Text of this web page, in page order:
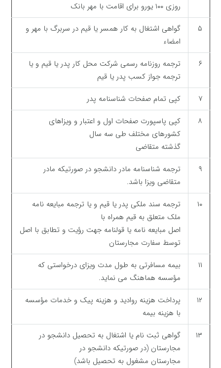
روزی ۱۰۰ یورو برای اقامت با مهر بانک
۵
گواهی اشتغال به کار همسر یا قیم در سربرگ با مهر و
امضاء
۶
ترجمه روزنامه رسمی شرکت محل کار پدر یا قیم و یا
ترجمه جواز کسب پدر یا قیم
۷
کپی تمام صفحات شناسنامه پدر
۸
کپی پاسپورت صفحات اول و اعتبار و ویزاهای
کشورهای مختلف طی سه سال
گذشته متقاضی
۹
ترجمه شناسنامه مادر دانشجو در صورتیکه مادر
متقاضی ویزا باشد.
۱۰
ترجمه سند ملکی پدر یا قیم و یا ترجمه مبایعه نامه
ملک متعلق به قیم همراه با
اصل مبایعه نامه یا قولنامه جهت رؤیت و تطابق با اصل
توسط سفارت مجارستان
۱۱
بیمه مسافرتی به طول مدت ویزای درخواستی که
مؤسسه هماهنگ می نماید.
۱۲
پرداخت هزینه روادید و هزینه پیک و خدمات مؤسسه
با هزینه بیمه
۱۳
گواهی ثبت نام یا اشتغال به تحصیل دانشجو در
مجارستان (در صورتیکه دانشجو در
مجارستان مشغول به تحصیل باشد)